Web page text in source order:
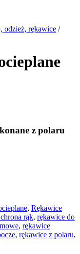
odzież, rękawice /
z polaru
, Rękawice
rąk, rękawice do
, rękawice
, rękawice z polaru,